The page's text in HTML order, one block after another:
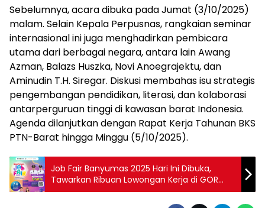
Sebelumnya, acara dibuka pada Jumat (3/10/2025)
malam. Selain Kepala Perpusnas, rangkaian seminar
internasional ini juga menghadirkan pembicara
utama dari berbagai negara, antara lain Awang
Azman, Balazs Huszka, Novi Anoegrajektu, dan
Aminudin T.H. Siregar. Diskusi membahas isu strategis
pengembangan pendidikan, literasi, dan kolaborasi
antarperguruan tinggi di kawasan barat Indonesia.
Agenda dilanjutkan dengan Rapat Kerja Tahunan BKS
PTN-Barat hingga Minggu (5/10/2025).
Job Fair Banyumas 2025 Hari Ini Dibuka,
Tawarkan Ribuan Lowongan Kerja di GOR
Satria